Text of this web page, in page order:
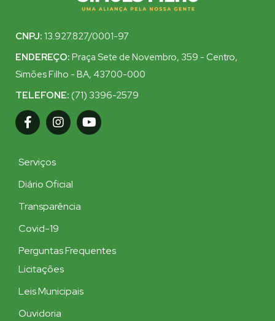
CNPJ: 13.927.827/0001-97
ENDEREÇO: Praça Sete de Novembro, 359 - Centro,
Simões Filho - BA, 43700-000
TELEFONE: (71) 3396-2579
Serviços
Diário Oficial
Transparência
Covid-19
Perguntas Frequentes
Licitações
Leis Municipais
Ouvidoria